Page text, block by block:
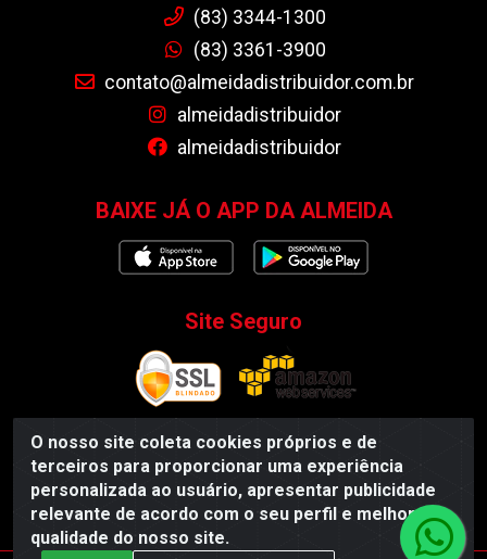
O nosso site coleta cookies próprios e de
terceiros para proporcionar uma experiência
personalizada ao usuário, apresentar publicidade
relevante de acordo com o seu perfil e melhorar a
qualidade do nosso site.
(83) 3344-1300
(83) 3361-3900
contato@almeidadistribuidor.com.br
almeidadistribuidor
almeidadistribuidor
BAIXE JÁ O APP DA ALMEIDA
Site Seguro
Almeida Distribuidor - Rodovia BR 104, S/N, Centro -
Esperança/PB - CEP 58135-000 - CNPJ 35.419.548/0001-55